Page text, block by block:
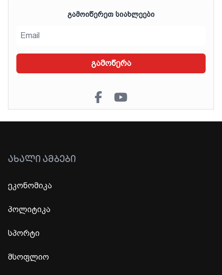
ᲒᲐᲛᲝᲘᲬᲔᲠᲔᲗ ᲡᲘᲐᲮᲚᲔᲔᲑᲘ
გამოწერა
ᲐᲮᲐᲚᲘ ᲐᲛᲑᲔᲑᲘ
ეკონომიკა
პოლიტიკა
სპორტი
მსოფლიო